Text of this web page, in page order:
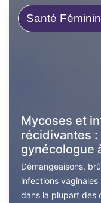
Santé
Mycoses et
récidivantes
gynécologue
Démangeaisons,
infections
dans la plupart des